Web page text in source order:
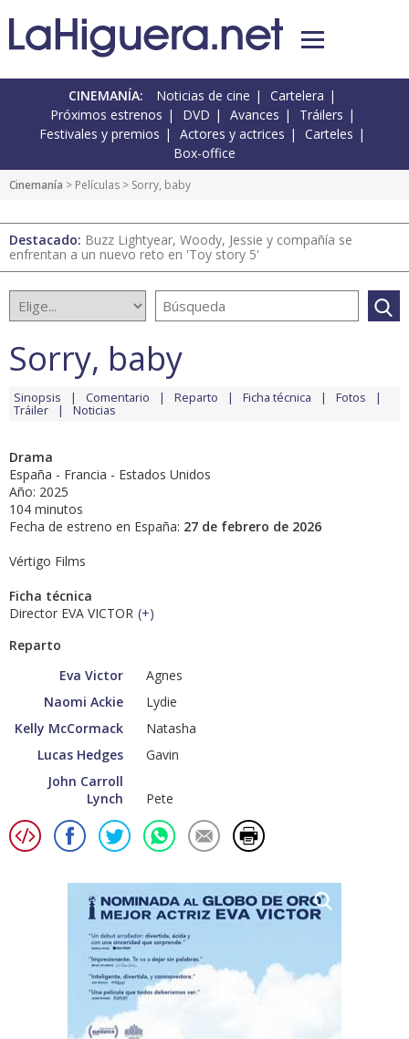
CINEMANÍA: Noticias de cine
Cartelera
Próximos estrenos
DVD Avances
Tráilers
Festivales y premios
Actores y actrices
Carteles
Box-office
Cinemanía > Películas > Sorry, baby
Destacado: Buzz Lightyear, Woody, Jessie y compañía se
enfrentan a un nuevo reto en 'Toy story 5'
Sorry, baby
Sinopsis Comentario Reparto Ficha técnica Fotos
Tráiler Noticias
Drama
España - Francia - Estados Unidos
Año: 2025
104 minutos
Fecha de estreno en España: 27 de febrero de 2026
Vértigo Films
Ficha técnica
Director EVA VICTOR (+)
Reparto
Eva Victor
Agnes
Naomi Ackie
Lydie
Kelly McCormack
Natasha
Lucas Hedges
Gavin
John Carroll
Lynch
Pete